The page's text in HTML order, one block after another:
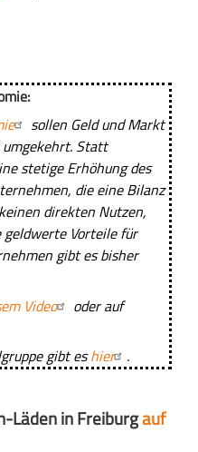
sollen Geld und Markt
Statt
stetige Erhöhung des
die eine Bilanz
direkten Nutzen,
Vorteile für
gibt es bisher
Video
oder auf
gibt eshier .
Läden in Freiburgauf